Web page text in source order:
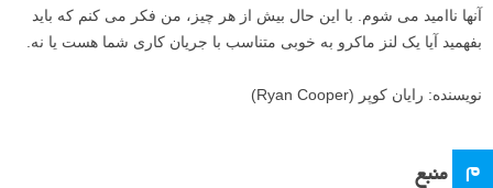
آنها ناامید می شوم. با این حال بیش از هر چیز، من فکر می کنم که باید
بفهمید آیا یک لنز ماکرو به خوبی متناسب با جریان کاری شما هست یا نه.
نویسنده: رایان کوپر (Ryan Cooper)
م منبع